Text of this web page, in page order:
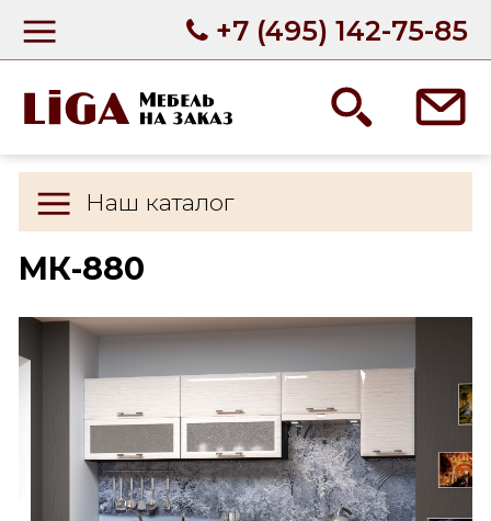
+7 (495) 142-75-85
Наш каталог
МК-880